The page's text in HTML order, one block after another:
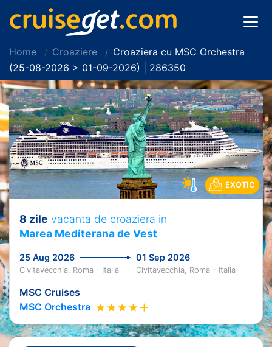
Home Croaziere
Croaziera cu MSC Orchestra
(25-08-2026 > 01-09-2026) | 286350
EXOTIC
8 zile vacanta de croaziera in
Marea Mediterana de Vest
25 Aug 2026 01 Sep 2026
Civitavecchia, Roma - Italia Civitavecchia, Roma - Italia
MSC Cruises
MSC Orchestra